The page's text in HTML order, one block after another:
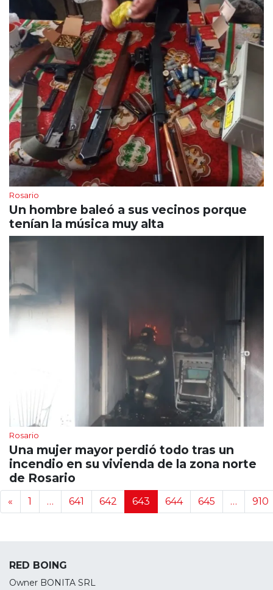
Rosario
Un hombre baleó a sus vecinos porque
tenían la música muy alta
Rosario
Una mujer mayor perdió todo tras un
incendio en su vivienda de la zona norte
de Rosario
Navegación de noticias
« 1 … 641 642 643 644 645 … 910
RED BOING
Owner BONITA SRL